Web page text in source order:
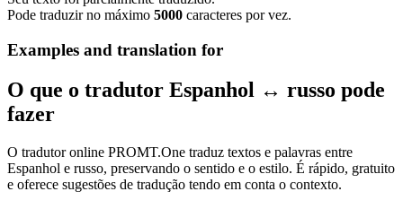
Pode traduzir no máximo 5000 caracteres por vez.
Examples and translation for
O que o tradutor Espanhol ↔ russo pode
fazer
O tradutor online PROMT.One traduz textos e palavras entre
Espanhol e russo, preservando o sentido e o estilo. É rápido, gratuito
e oferece sugestões de tradução tendo em conta o contexto.